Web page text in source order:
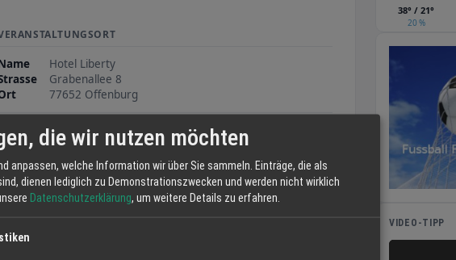
Hotel Liberty
Grabenallee 8
77652 Offenburg
38° / 21°
20 %
VIDEO-TIPP
die wir nutzen möchten
anpassen, welche Information wir über Sie sammeln. Einträge, die als
dienen lediglich zu Demonstrationszwecken und werden nicht wirklich
Datenschutzerklärung, um weitere Details zu erfahren.